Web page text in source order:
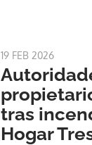
19 FEB 2026
tras
Hogar